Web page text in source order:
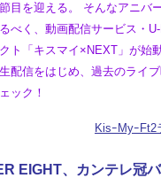
目を迎える。 そんなアニバ
べく、動画配信サービス・
ト「キスマイ×NEXT」が始
配信をはじめ、過去のライ
ック！
KisｰMyｰFt2
EIGHT、カンテレ冠